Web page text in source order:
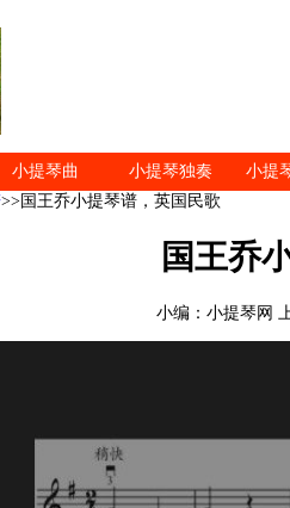
小提琴曲 小提琴独奏
小提
>>国王乔小提琴谱，英国民歌
国王乔
小编：小提琴网